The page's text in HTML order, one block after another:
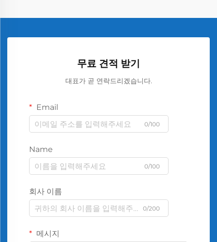
무료 견적 받기
대표가 곧 연락드리겠습니다.
Email
0/100
Name
0/100
회사 이름
0/200
메시지